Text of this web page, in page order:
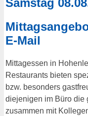
Samstag
E-Mail
Mittagessen in
Restaurants bieten
bzw. besonders
diejenigen im Büro die
zusammen mit